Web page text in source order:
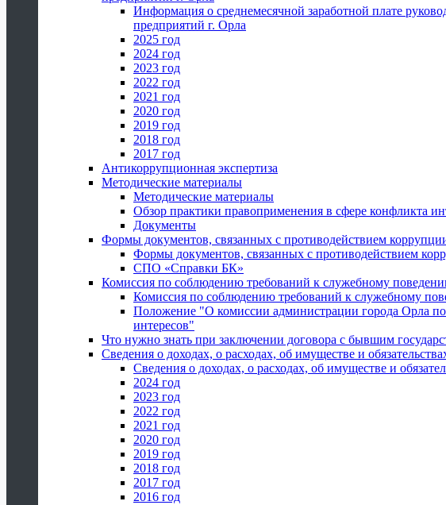
Информация о среднемесячной заработной плате
предприятий г. Орла
2025 год
2024 год
2023 год
2022 год
2021 год
2020 год
2019 год
2018 год
2017 год
Антикоррупционная экспертиза
Методические материалы
Методические материалы
Обзор практики правоприменения в сфере конфликта
Документы
Формы документов, связанных с противодействием
Формы документов, связанных с противодействием
СПО «Справки БК»
Комиссия по соблюдению требований к служебному
Комиссия по соблюдению требований к служебному
Положение "О комиссии администрации города Орла
интересов"
Что нужно знать при заключении договора с бывшим
Сведения о доходах, о расходах, об имуществе и
Сведения о доходах, о расходах, об имуществе и
2024 год
2023 год
2022 год
2021 год
2020 год
2019 год
2018 год
2017 год
2016 год